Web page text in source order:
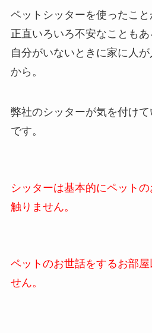
ペットシッターを使ったこと
正直いろいろ不安なこともあ
自分がいないときに家に人
から。
弊社のシッターが気を付け
です。
シッターは基本的にペット
触りません。
ペットのお世話をするお部
せん。